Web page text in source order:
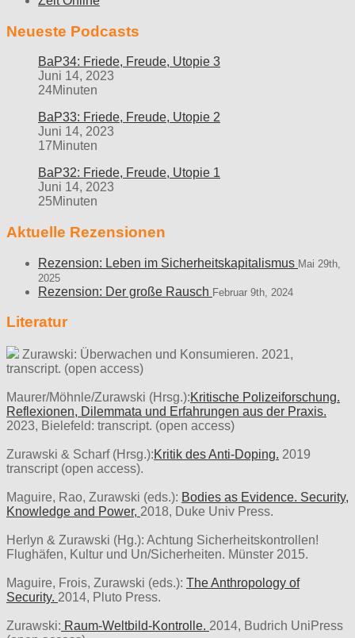
Neueste Podcasts
BaP34: Friede, Freude, Utopie 3
Juni 14, 2023
24Minuten
BaP33: Friede, Freude, Utopie 2
Juni 14, 2023
17Minuten
BaP32: Friede, Freude, Utopie 1
Juni 14, 2023
25Minuten
Aktuelle Rezensionen
Rezension: Leben im Sicherheitskapitalismus Mai 29th,
2025
Rezension: Der große Rausch Februar 9th, 2024
Literatur
Zurawski: Überwachen und Konsumieren. 2021,
transcript. (open access)
Maurer/Möhnle/Zurawski (Hrsg.):Kritische Polizeiforschung.
Reflexionen, Dilemmata und Erfahrungen aus der Praxis.
2023, Bielefeld: transcript. (open access)
Zurawski & Scharf (Hrsg.):Kritik des Anti-Doping. 2019
transcript (open access).
Maguire, Rao, Zurawski (eds.): Bodies as Evidence. Security,
Knowledge and Power, 2018, Duke Univ Press.
Herlyn & Zurawski (Hg.): Achtung Sicherheitskontrollen!
Flughäfen, Kultur und Un/Sicherheiten. Münster 2015.
Maguire, Frois, Zurawski (eds.): The Anthropology of
Security. 2014, Pluto Press.
Zurawski: Raum-Weltbild-Kontrolle. 2014, Budrich UniPress